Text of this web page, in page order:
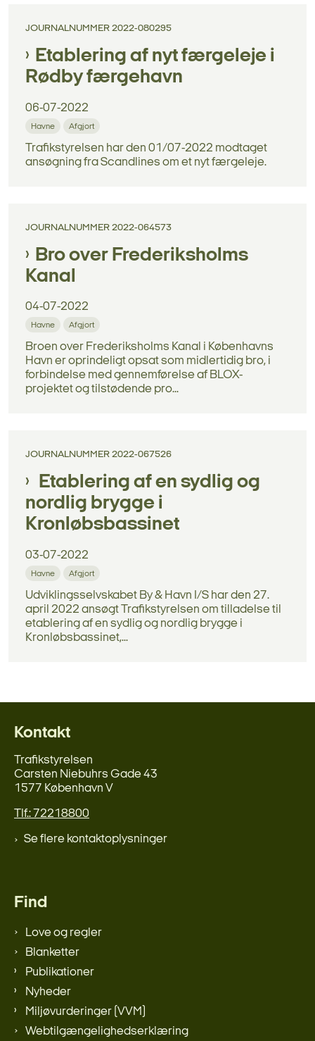
JOURNALNUMMER 2022-080295
Etablering af nyt færgeleje i
Rødby færgehavn
06-07-2022
Havne Afgjort
Trafikstyrelsen har den 01/07-2022 modtaget
ansøgning fra Scandlines om et nyt færgeleje.
JOURNALNUMMER 2022-064573
Bro over Frederiksholms
Kanal
04-07-2022
Havne Afgjort
Broen over Frederiksholms Kanal i Københavns
Havn er oprindeligt opsat som midlertidig bro, i
forbindelse med gennemførelse af BLOX-
projektet og tilstødende pro...
JOURNALNUMMER 2022-067526
Etablering af en sydlig og
nordlig brygge i
Kronløbsbassinet
03-07-2022
Havne Afgjort
Udviklingsselvskabet By & Havn I/S har den 27.
april 2022 ansøgt Trafikstyrelsen om tilladelse til
etablering af en sydlig og nordlig brygge i
Kronløbsbassinet,...
Kontakt
Trafikstyrelsen
Carsten Niebuhrs Gade 43
1577 København V
Tlf.: 72218800
Se flere kontaktoplysninger
Find
Love og regler
Blanketter
Publikationer
Nyheder
Miljøvurderinger (VVM)
Webtilgængelighedserklæring